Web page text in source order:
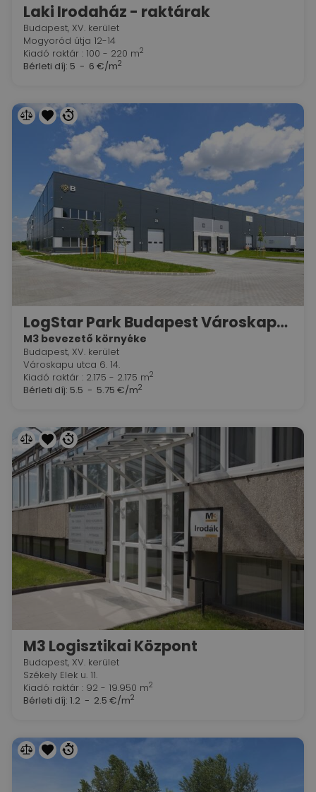
Laki Irodaház - raktárak
Budapest, XV. kerület
Mogyoród útja 12-14
Kiadó raktár : 100 - 220 m2
Bérleti díj: 5 - 6 €/m2
LogStar Park Budapest Városkapu M3
M3 bevezető környéke
Budapest, XV. kerület
Városkapu utca 6. 14.
Kiadó raktár : 2.175 - 2.175 m2
Bérleti díj: 5.5 - 5.75 €/m2
M3 Logisztikai Központ
Budapest, XV. kerület
Székely Elek u. 11.
Kiadó raktár : 92 - 19.950 m2
Bérleti díj: 1.2 - 2.5 €/m2